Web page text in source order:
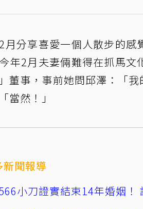
月分享喜愛一個人散步的
年2月夫妻倆難得在抓馬
董事，事前她問邱澤：「
當然！」
新聞報導
小刀證實結束14年婚姻！